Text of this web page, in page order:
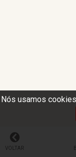
Nós usamos
VOLTAR